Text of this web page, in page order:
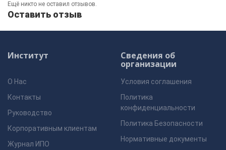
Ещё никто не оставил отзывов.
Оставить отзыв
Институт
О Нас
Контакты
Руководство
Корпоративным клиентам
Журнал ИПО
Сведения об
организации
Условия соглашения
Политика
конфиденциальности
Политика Безопасности
Нормативные документы